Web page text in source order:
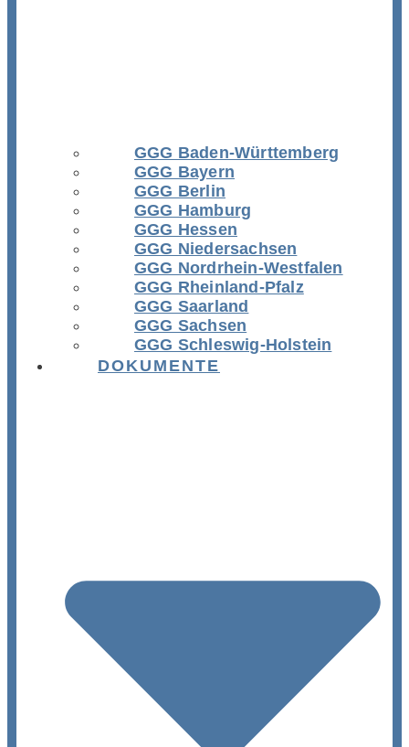
GGG Baden-Württemberg
GGG Bayern
GGG Berlin
GGG Hamburg
GGG Hessen
GGG Niedersachsen
GGG Nordrhein-Westfalen
GGG Rheinland-Pfalz
GGG Saarland
GGG Sachsen
GGG Schleswig-Holstein
DOKUMENTE